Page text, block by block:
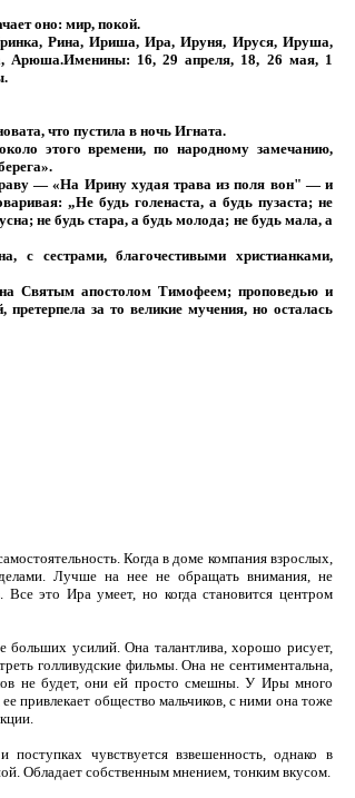
оно: мир, покой.
Рина, Ириша, Ира, Ируня, Ируся, Ируша,
Арюша.Именины: 16, 29 апреля, 18, 26 мая, 1
что пустила в ночь Игната.
этого времени, по народному замечанию,
— «На Ирину худая трава из поля вон" — и
„Не будь голенаста, а будь пузаста; не
не будь стара, а будь молода; не будь мала, а
сестрами, благочестивыми христианками,
Святым апостолом Тимофеем; проповедью и
за то великие мучения, но осталась
Когда в доме компания взрослых,
делами. Лучше на нее не обращать внимания, не
Все это Ира умеет, но когда становится центром
усилий. Она талантлива, хорошо рисует,
голливудские фильмы. Она не сентиментальна,
не будет, они ей просто смешны. У Иры много
привлекает общество мальчиков, с ними она тоже
чувствуется взвешенность, однако в
Обладает собственным мнением, тонким вкусом.